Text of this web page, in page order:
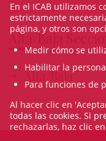
Alta/Baja
Alta/Baja
En el ICAB utilizamos
estrictamente
página, y otros son
Medir cómo se
Habilitar la
Para funciones de
Al hacer clic en
todas las cookies. Si
rechazarlas, haz clic